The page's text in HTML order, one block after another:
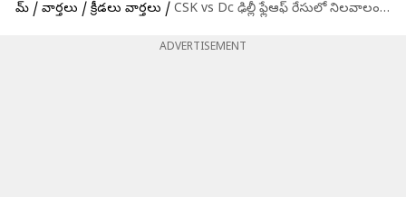
హోమ్ / వార్తలు / క్రీడలు వార్తలు / CSK vs Dc ఢిల్లీ ఫ్లేఆఫ్ రేసులో నిలవాలంటే.. గెలవాల్సిందే!
ADVERTISEMENT